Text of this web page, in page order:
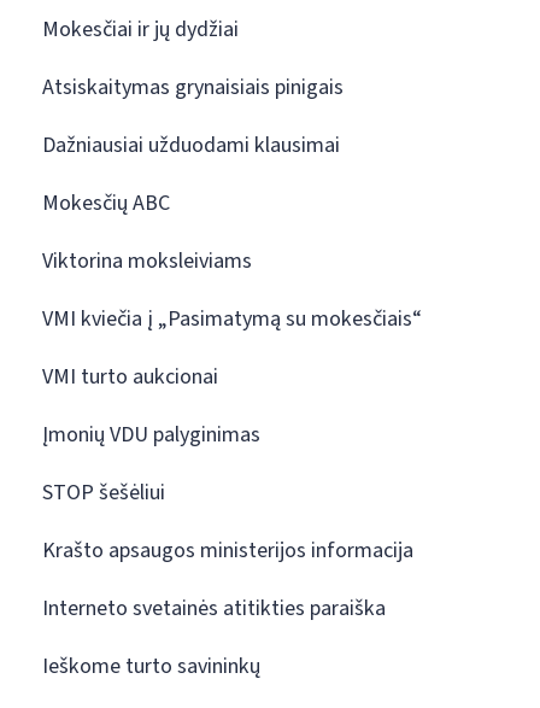
Mokesčiai ir jų dydžiai
Atsiskaitymas grynaisiais pinigais
Dažniausiai užduodami klausimai
Mokesčių ABC
Viktorina moksleiviams
VMI kviečia į „Pasimatymą su mokesčiais“
VMI turto aukcionai
Įmonių VDU palyginimas
STOP šešėliui
Krašto apsaugos ministerijos informacija
Interneto svetainės atitikties paraiška
Ieškome turto savininkų